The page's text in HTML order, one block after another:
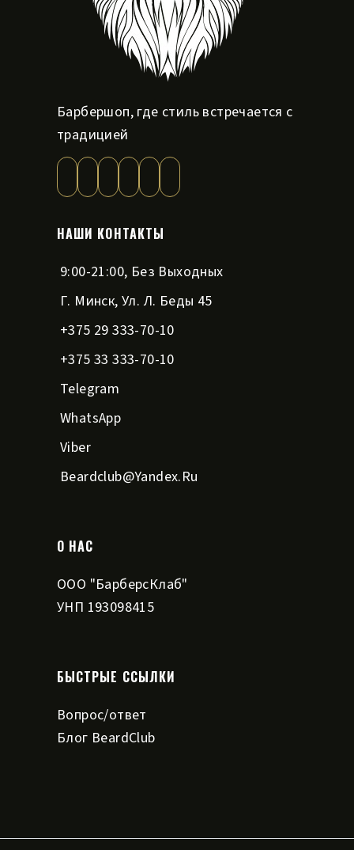
Барбершоп, где стиль встречается с
традицией
НАШИ КОНТАКТЫ
9:00-21:00, Без Выходных
Г. Минск, Ул. Л. Беды 45
+375 29 333-70-10
+375 33 333-70-10
Telegram
WhatsApp
Viber
Beardclub@yandex.ru
О НАС
ООО "БарберсКлаб"
УНП 193098415
БЫСТРЫЕ ССЫЛКИ
Вопрос/ответ
Блог BeardClub